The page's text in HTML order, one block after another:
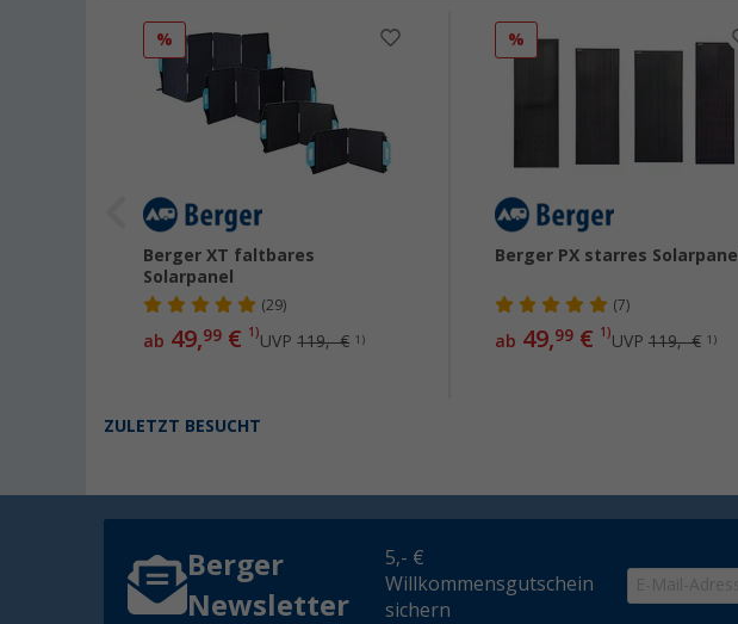
%
Berger XT faltbares
Solarpanel
(29)
ab 49,99 € 1)UVP119,- € 1)
%
Berger PX starres Solarpanel
(7)
ab 49,99€ 1)UVP 119,- € 1)
ZULETZT BESUCHT
Berger
Newsletter
5,- €
Willkommensgutschein
sichern